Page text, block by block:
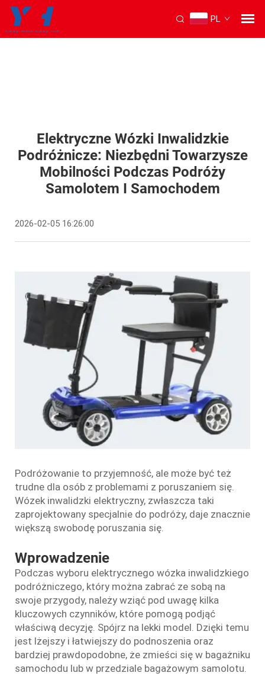
PL
Elektryczne Wózki Inwalidzkie
Podróżnicze: Niezbędni Towarzysze
Mobilności Podczas Podróży
Samolotem I Samochodem
2026-02-05 16:26:00
Podróżowanie to przyjemność, ale może być też
trudne dla osób z problemami z poruszaniem się.
Wózek inwalidzki elektryczny, zwłaszcza taki
zaprojektowany specjalnie do podróży, daje znacznie
większą swobodę poruszania się.
Wprowadzenie
Podczas wyboru elektrycznego wózka inwalidzkiego
podróżniczego, który można zabrać ze sobą na
swoje przygody, należy wziąć pod uwagę kilka
kluczowych czynników, które pomogą podjąć
właściwą decyzję. Spójrz na lekki model. Dzięki temu
jest lżejszy i łatwiejszy do podnoszenia oraz
bardziej prawdopodobne, że zmieści się w bagażniku
samochodu lub w przedziale bagażowym samolotu.